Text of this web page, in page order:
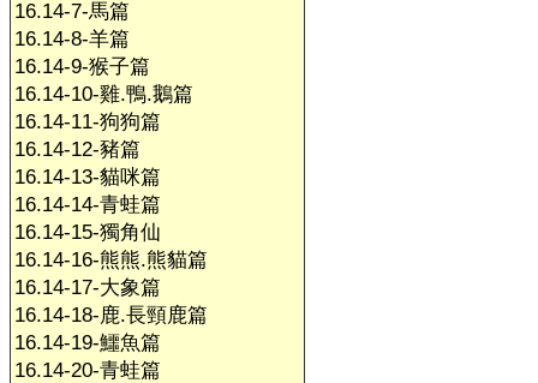
16.14-7-馬篇
16.14-8-羊篇
16.14-9-猴子篇
16.14-10-雞.鴨.鵝篇
16.14-11-狗狗篇
16.14-12-豬篇
16.14-13-貓咪篇
16.14-14-青蛙篇
16.14-15-獨角仙
16.14-16-熊熊.熊貓篇
16.14-17-大象篇
16.14-18-鹿.長頸鹿篇
16.14-19-鱷魚篇
16.14-20-青蛙篇